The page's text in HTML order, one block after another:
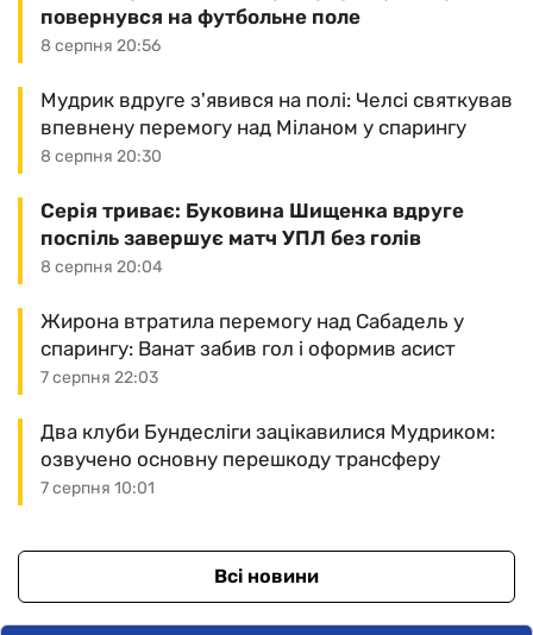
8 серпня 20:56
повернувся на футбольне поле
8 серпня 20:30
Мудрик вдруге з'явився на полі: Челсі святкував
впевнену перемогу над Міланом у спарингу
8 серпня 20:04
Серія триває: Буковина Шищенка вдруге
поспіль завершує матч УПЛ без голів
7 серпня 22:03
Жирона втратила перемогу над Сабадель у
спарингу: Ванат забив гол і оформив асист
7 серпня 10:01
Два клуби Бундесліги зацікавилися Мудриком:
озвучено основну перешкоду трансферу
Всі новини